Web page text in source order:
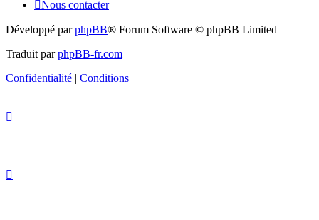
Nous contacter
Développé parphpBB® Forum Software © phpBB Limited
Traduit parphpBB-fr.com
Confidentialité | Conditions